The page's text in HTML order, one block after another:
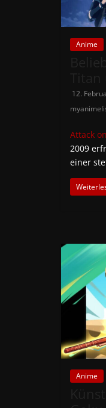
Anime
12.
Attack
2009
einer
Anime